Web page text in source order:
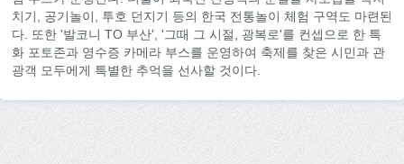
치기, 공기놀이, 투호 던지기 등의 한국 전통놀이 체험 구역도 마련된
다. 또한 '발코니 TO 부산', '그때 그 시절, 광복로'를 컨셉으로 한 특
화 포토존과 영수증 카메라 부스를 운영하여 축제를 찾은 시민과 관
광객 모두에게 특별한 추억을 선사할 것이다.